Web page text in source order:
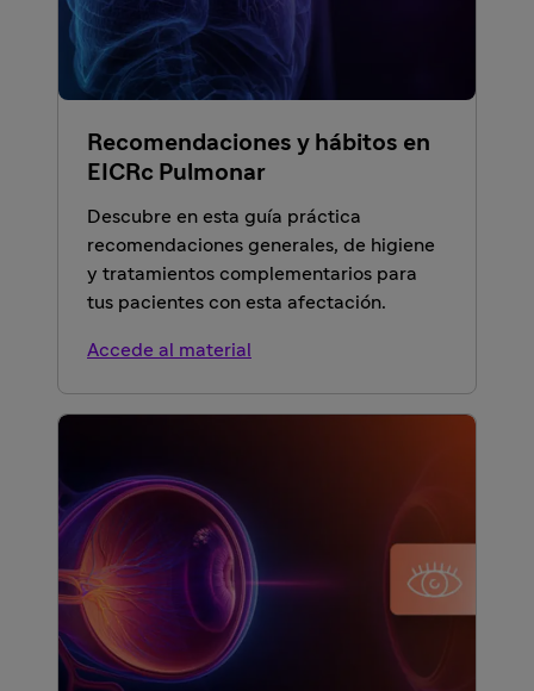
Recomendaciones y hábitos en
EICRc Pulmonar
Descubre en esta guía práctica
recomendaciones generales, de higiene
y tratamientos complementarios para
tus pacientes con esta afectación.
Accede al material